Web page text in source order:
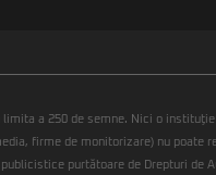
limita a 250 de semne. Nici o
firme de monitorizare) nu poate
purtătoare de Drepturi de